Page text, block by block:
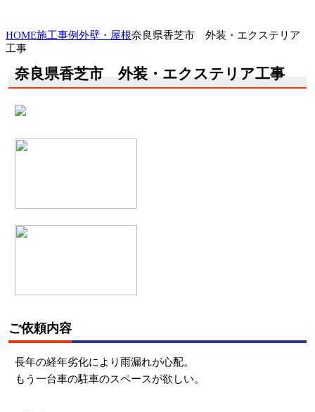
HOME施工事例外壁・屋根奈良県香芝市 外装・エクステリア
工事
奈良県香芝市 外装・エクステリア工事
ご依頼内容
長年の経年劣化により雨漏れが心配。
もう一台車の駐車のスペースが欲しい。